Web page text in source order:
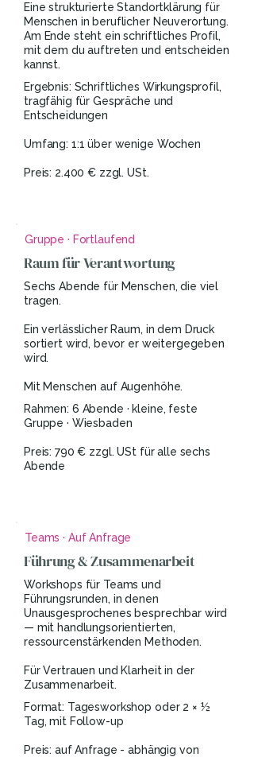
Eine strukturierte Standortklärung für
Menschen in beruflicher Neuverortung.
Am Ende steht ein schriftliches Profil,
mit dem du auftreten und entscheiden
kannst.
Ergebnis: Schriftliches Wirkungsprofil,
tragfähig für Gespräche und
Entscheidungen
Umfang: 1:1 über wenige Wochen
Preis: 2.400 € zzgl. USt.
Gruppe · Fortlaufend
Raum für Verantwortung
Sechs Abende für Menschen, die viel
tragen.
Ein verlässlicher Raum, in dem Druck
sortiert wird, bevor er weitergegeben
wird.
Mit Menschen auf Augenhöhe.
Rahmen: 6 Abende · kleine, feste
Gruppe · Wiesbaden
Preis: 790 € zzgl. USt für alle sechs
Abende
Teams · Auf Anfrage
Führung & Zusammenarbeit
Workshops für Teams und
Führungsrunden, in denen
Unausgesprochenes besprechbar wird
— mit handlungsorientierten,
ressourcenstärkenden Methoden.
Für Vertrauen und Klarheit in der
Zusammenarbeit.
Format: Tagesworkshop oder 2 × ½
Tag, mit Follow-up
Preis: auf Anfrage - abhängig von